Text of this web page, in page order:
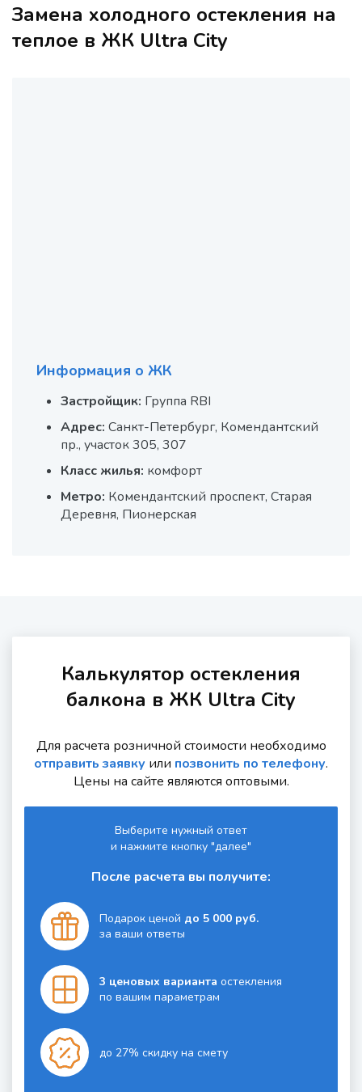
Замена холодного остекления на
теплое в ЖК Ultra City
Информация о ЖК
Застройщик: Группа RBI
Адрес: Санкт-Петербург, Комендантский
пр., участок 305, 307
Класс жилья: комфорт
Метро: Комендантский проспект, Старая
Деревня, Пионерская
Калькулятор остекления
балкона в ЖК Ultra City
Для расчета розничной стоимости необходимо
отправить заявку или позвонить по телефону.
Цены на сайте являются оптовыми.
Выберите нужный ответ
и нажмите кнопку "далее"
После расчета вы получите:
Подарок ценой до 5 000 руб.
за ваши ответы
3 ценовых вариантаостекления
по вашим параметрам
до 27% скидку на смету